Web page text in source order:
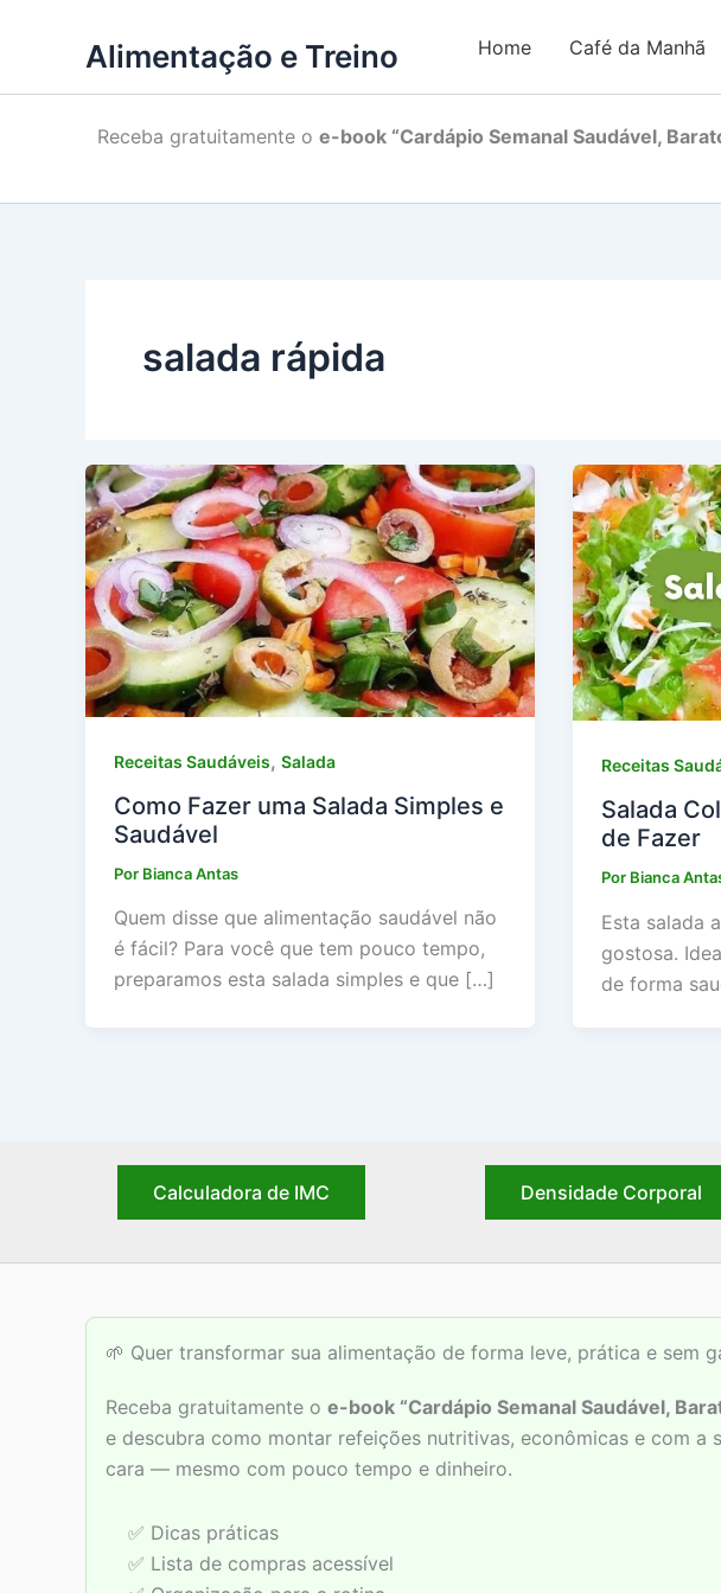
Alimentação e Treino Home Café da Manhã
Receba gratuitamente o e-book “Cardápio Semanal Saudável,
salada rápida
Receitas Saudáveis, Salada
Como Fazer uma Salada Simples e
Saudável
Por Bianca Antas
Quem disse que alimentação saudável não
é fácil? Para você que tem pouco tempo,
preparamos esta salada simples e que […]
Receitas
Salada
de Fazer
Por Bianca
Esta salada
gostosa.
de forma
Calculadora de IMC Densidade Corporal
🌱 Quer transformar sua alimentação de forma leve, prática e sem
Receba gratuitamente o e-book “Cardápio Semanal Saudável,
e descubra como montar refeições nutritivas, econômicas e com a
cara — mesmo com pouco tempo e dinheiro.
✅ Dicas práticas
✅ Lista de compras acessível